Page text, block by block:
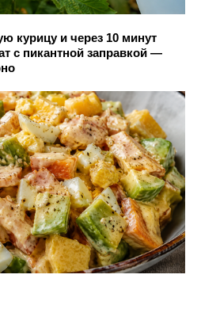
курицу и через 10 минут
с пикантной заправкой —